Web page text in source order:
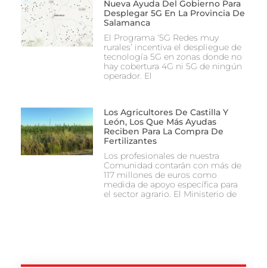
Nueva Ayuda Del Gobierno Para
Desplegar 5G En La Provincia De
Salamanca
El Programa ‘5G Redes muy
rurales’ incentiva el despliegue de
tecnología 5G en zonas donde no
hay cobertura 4G ni 5G de ningún
operador. El
Los Agricultores De Castilla Y
León, Los Que Más Ayudas
Reciben Para La Compra De
Fertilizantes
Los profesionales de nuestra
Comunidad contarán con más de
117 millones de euros como
medida de apoyo específica para
el sector agrario. El Ministerio de